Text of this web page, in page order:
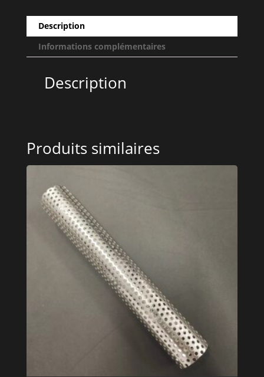
Description
Informations complémentaires
Description
Produits similaires